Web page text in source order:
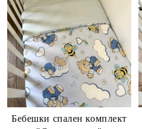
Бебешки спален комплект